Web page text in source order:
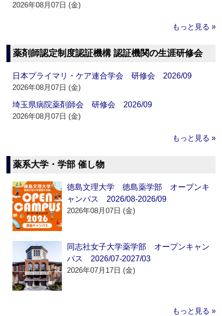
2026年08月07日 (金)
もっと見る »
薬剤師認定制度認証機構 認証機関の生涯研修会
日本プライマリ・ケア連合学会 研修会 2026/09
2026年08月07日 (金)
埼玉県病院薬剤師会 研修会 2026/09
2026年08月07日 (金)
もっと見る »
薬系大学・学部 催し物
徳島文理大学 徳島薬学部 オープンキ
ャンパス 2026/08-2026/09
2026年08月07日 (金)
同志社女子大学薬学部 オープンキャン
パス 2026/07-2027/03
2026年07月17日 (金)
もっと見る »